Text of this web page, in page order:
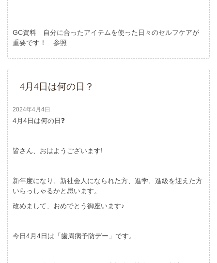
GC資料 自分に合ったアイテムを使った日々のセルフケアが
重要です！ 参照
4月4日は何の日？
2024年4月4日
4月4日は何の日❓
皆さん、おはようございます!
新年度になり、新社会人になられた方、進学、進級を迎えた方
いらっしゃるかと思います。
改めまして、おめでとう御座います♪
今日4月4日は「歯周病予防デー」です。